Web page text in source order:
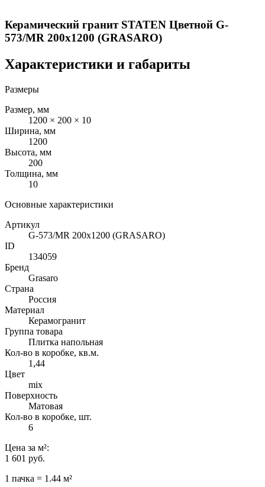
Керамический гранит STATEN Цветной G-
573/MR 200x1200 (GRASARO)
Характеристики и габариты
Размеры
Размер, мм
1200 × 200 × 10
Ширина, мм
1200
Высота, мм
200
Толщина, мм
10
Основные характеристики
Артикул
G-573/MR 200x1200 (GRASARO)
ID
134059
Бренд
Grasaro
Страна
Россия
Материал
Керамогранит
Группа товара
Плитка напольная
Кол-во в коробке, кв.м.
1,44
Цвет
mix
Поверхность
Матовая
Кол-во в коробке, шт.
6
Цена за м²:
1 601 руб.
1 пачка = 1.44 м²